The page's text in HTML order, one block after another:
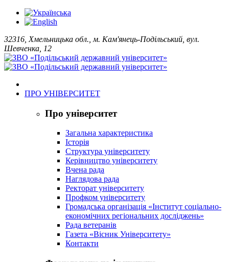
32316, Хмельницька обл., м. Кам'янець-Подільський, вул.
Шевченка, 12
ПРО УНІВЕРСИТЕТ
Про університет
Загальна характеристика
Історія
Структура університету
Керівництво університету
Вчена рада
Наглядова рада
Ректорат університету
Профком університету
Громадська організація «Інститут соціально-
економічних регіональних досліджень»
Рада ветеранів
Газета «Вісник Університету»
Контакти